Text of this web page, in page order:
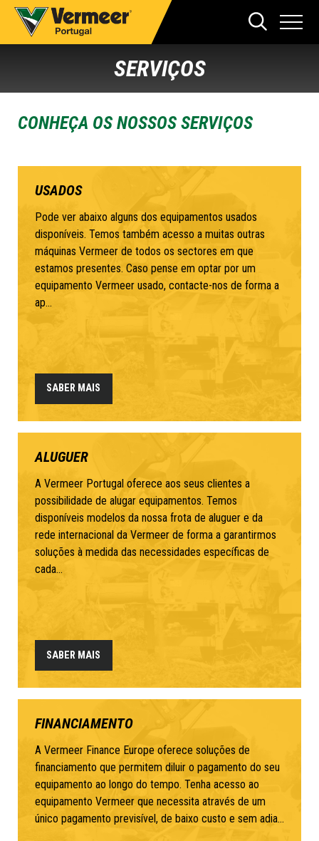
SERVIÇOS
CONHEÇA OS NOSSOS SERVIÇOS
USADOS
Pode ver abaixo alguns dos equipamentos usados
disponíveis. Temos também acesso a muitas outras
máquinas Vermeer de todos os sectores em que
estamos presentes. Caso pense em optar por um
equipamento Vermeer usado, contacte-nos de forma a
ap...
SABER MAIS
ALUGUER
A Vermeer Portugal oferece aos seus clientes a
possibilidade de alugar equipamentos. Temos
disponíveis modelos da nossa frota de aluguer e da
rede internacional da Vermeer de forma a garantirmos
soluções à medida das necessidades específicas de
cada...
SABER MAIS
FINANCIAMENTO
A Vermeer Finance Europe oferece soluções de
financiamento que permitem diluir o pagamento do seu
equipamento ao longo do tempo. Tenha acesso ao
equipamento Vermeer que necessita através de um
único pagamento previsível, de baixo custo e sem adia...